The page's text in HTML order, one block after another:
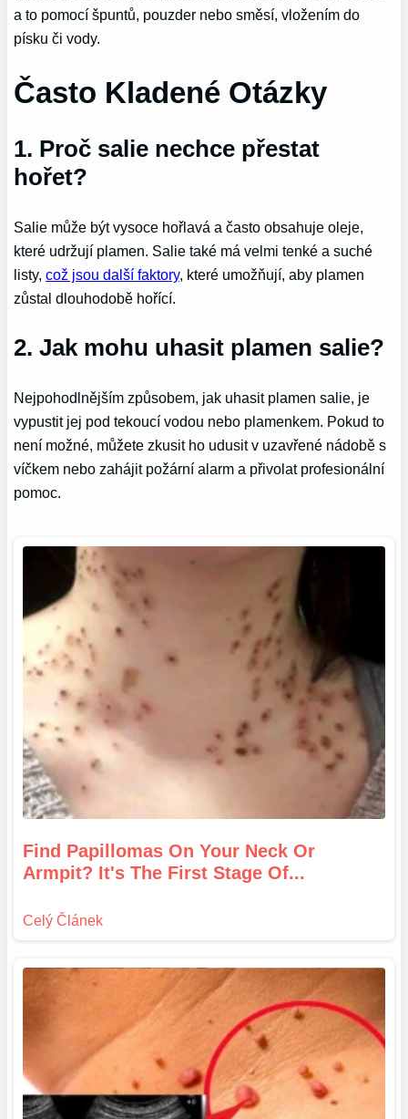
a to pomocí špuntů, pouzder nebo směsí, vložením do
písku či vody.
Často Kladené Otázky
1. Proč salie nechce přestat
hořet?
Salie může být vysoce hořlavá a často obsahuje oleje,
které udržují plamen. Salie také má velmi tenké a suché
listy,což jsou další faktory, které umožňují, aby plamen
zůstal dlouhodobě hořící.
2. Jak mohu uhasit plamen salie?
Nejpohodlnějším způsobem, jak uhasit plamen salie, je
vypustit jej pod tekoucí vodou nebo plamenkem. Pokud to
není možné, můžete zkusit ho udusit v uzavřené nádobě s
víčkem nebo zahájit požární alarm a přivolat profesionální
pomoc.
Find Papillomas On Your Neck Or
Armpit? It's The First Stage Of...